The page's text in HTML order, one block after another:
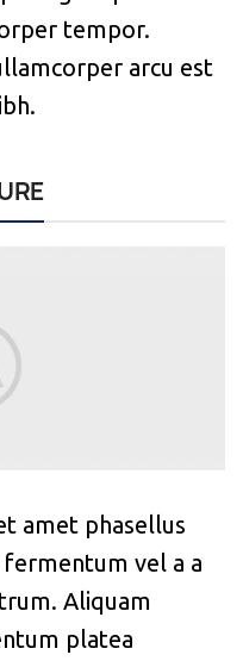
tempor.
arcu est
amet phasellus
vel a a
Aliquam
platea